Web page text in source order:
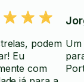
podem
Eu
com